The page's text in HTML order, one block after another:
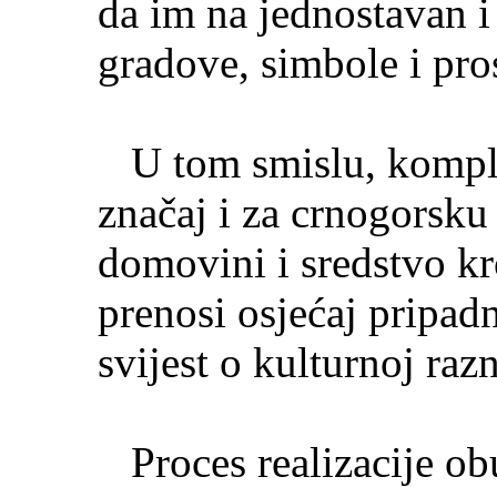
da im na jednostavan
gradove, simbole i
U tom smislu,
značaj i za
domovini i sredstvo
prenosi osjećaj
svijest o kulturnoj
Proces realizacije